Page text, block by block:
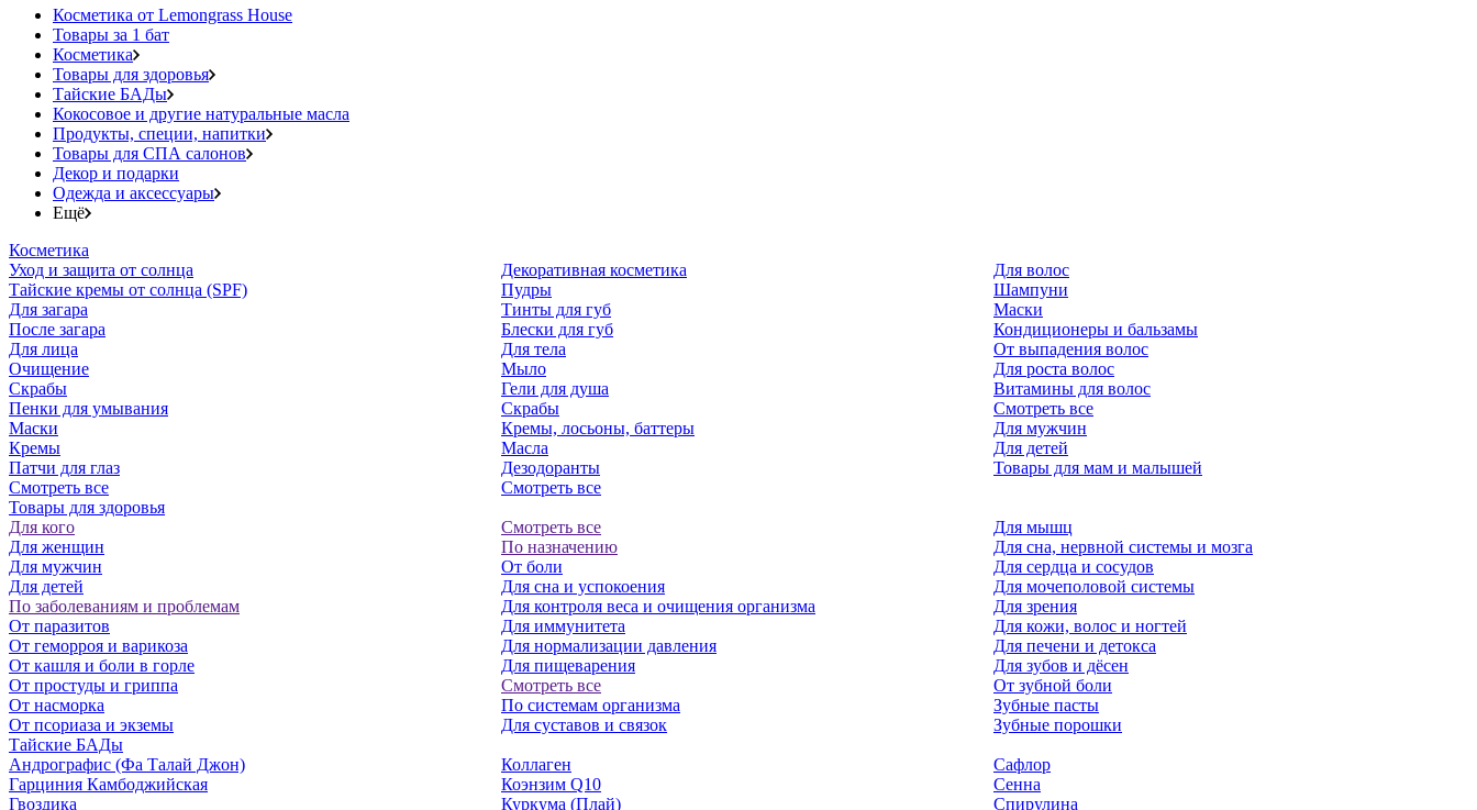
Косметика от Lemongrass House
Товары за 1 бат
Косметика
Товары для здоровья
Тайские БАДы
Кокосовое и другие натуральные масла
Продукты, специи, напитки
Товары для СПА салонов
Декор и подарки
Одежда и аксессуары
Ещё
Косметика
Уход и защита от солнца
Тайские кремы от солнца (SPF)
Для загара
После загара
Для лица
Очищение
Скрабы
Пенки для умывания
Маски
Кремы
Патчи для глаз
Смотреть все
Декоративная косметика
Пудры
Тинты для губ
Блески для губ
Для тела
Мыло
Гели для душа
Скрабы
Кремы, лосьоны, баттеры
Масла
Дезодоранты
Смотреть все
Для волос
Шампуни
Маски
Кондиционеры и бальзамы
От выпадения волос
Для роста волос
Витамины для волос
Смотреть все
Для мужчин
Для детей
Товары для мам и малышей
Товары для здоровья
Для кого
Для женщин
Для мужчин
Для детей
По заболеваниям и проблемам
От паразитов
Oт геморроя и варикоза
От кашля и боли в горле
От простуды и гриппа
От насморка
Oт псориаза и экземы
Смотреть все
По назначению
От боли
Для сна и успокоения
Для контроля веса и очищения организма
Для иммунитета
Для нормализации давления
Для пищеварения
Смотреть все
По системам организма
Для суставов и связок
Для мышц
Для сна, нервной системы и мозга
Для сердца и сосудов
Для мочеполовой системы
Для зрения
Для кожи, волос и ногтей
Для печени и детокса
Для зубов и дёсен
От зубной боли
Зубные пасты
Зубные порошки
Тайские БАДы
Андрографис (Фа Талай Джон)
Гарциния Камбоджийская
Гвоздика
Коллаген
Коэнзим Q10
Куркума (Плай)
Сафлор
Сенна
Спирулина